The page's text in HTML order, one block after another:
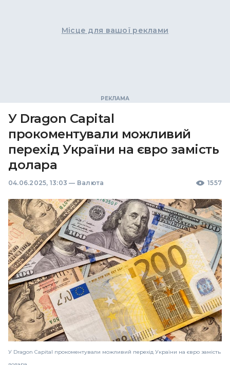
Місце для вашої реклами
У Dragon Capital
прокоментували можливий
перехід України на євро замість
долара
04.06.2025, 13:03 — Валюта 1557
У Dragon Capital прокоментували можливий перехід України на євро замість